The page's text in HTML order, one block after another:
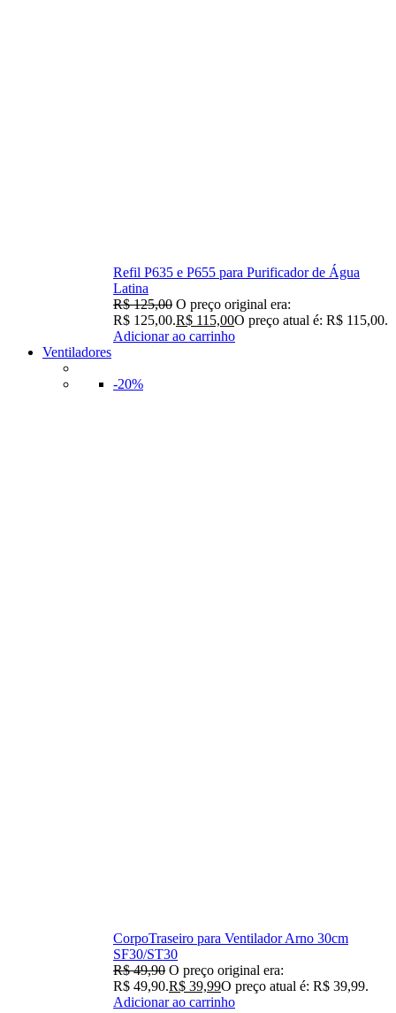
Refil P635 e P655 para Purificador de Água
Latina
R$125,00 O preço original era:
R$ 125,00.R$ 115,00O preço atual é: R$ 115,00.
Adicionar ao carrinho
Ventiladores
-20%
CorpoTraseiro para Ventilador Arno 30cm
SF30/ST30
R$49,90 O preço original era:
R$ 49,90.R$ 39,99O preço atual é: R$ 39,99.
Adicionar ao carrinho